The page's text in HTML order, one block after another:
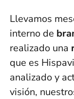
Llevamos
interno de
realizado una
que es
analizado y
visión,